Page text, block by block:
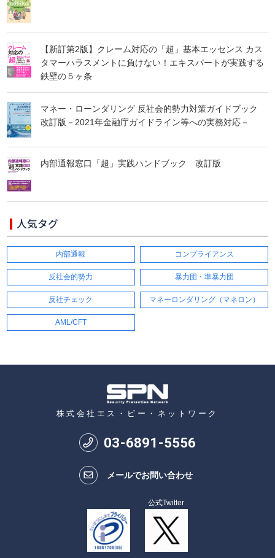
【新訂第2版】クレーム対応の「超」基本エッセンス カス
タマーハラスメントに負けない！エキスパートが実践する
鉄壁の５ヶ条
マネー・ローンダリング 反社会的勢力対策ガイドブック
改訂版－2021年金融庁ガイドライン等への実務対応－
内部通報窓口「超」実践ハンドブック 改訂版
人気タグ
内部通報 コンプライアンス
反社会的勢力 暴力団・準暴力団
反社チェック マネーロンダリング（マネロン）
AML/CFT
株式会社エス・ピー・ネットワーク
03-6891-5556
メールでお問い合わせ
公式Twitter